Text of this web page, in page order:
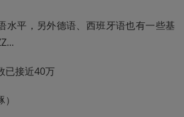
水平，另外德语、西班牙语也有一些基
已接近40万